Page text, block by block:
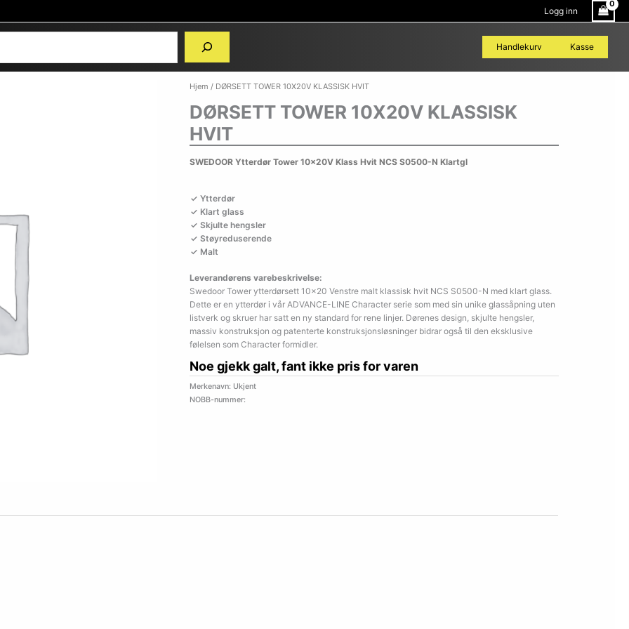
Logg inn
Handlekurv
Kasse
Hjem / DØRSETT TOWER 10X20V KLASSISK HVIT
DØRSETT TOWER 10X20V KLASSISK
HVIT
SWEDOOR Ytterdør Tower 10x20V Klass Hvit NCS S0500-N Klartgl
Ytterdør
Klart glass
Skjulte hengsler
Støyreduserende
Malt
Leverandørens varebeskrivelse:
Swedoor Tower ytterdørsett 10×20 Venstre malt klassisk hvit NCS S0500-N med klart glass.
Dette er en ytterdør i vår ADVANCE-LINE Character serie som med sin unike glassåpning uten
listverk og skruer har satt en ny standard for rene linjer. Dørenes design, skjulte hengsler,
massiv konstruksjon og patenterte konstruksjonsløsninger bidrar også til den eksklusive
følelsen som Character formidler.
Noe gjekk galt, fant ikke pris for varen
Merkenavn: Ukjent
NOBB-nummer: